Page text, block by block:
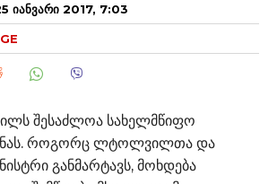
ᲘᲐᲜᲕᲐᲠᲘ 2017, 7:03
შესაძლოა სახელმწიფო
როგორც ლტოლვილთა და
განმარტავს, მოხდება